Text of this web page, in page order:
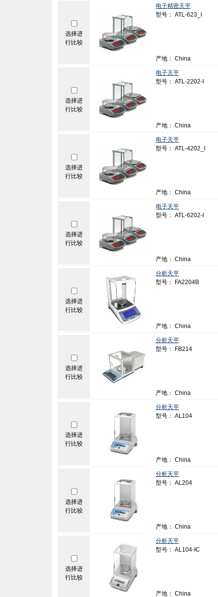
选择进
行比较
电子精密天平
型号： ATL-623_I
产地： China
选择进
行比较
电子天平
型号： ATL-2202-I
产地： China
选择进
行比较
电子天平
型号： ATL-4202_I
产地： China
选择进
行比较
电子天平
型号： ATL-6202-I
产地： China
选择进
行比较
分析天平
型号： FA2204B
产地： China
选择进
行比较
分析天平
型号： FB214
产地： China
选择进
行比较
分析天平
型号： AL104
产地： China
选择进
行比较
分析天平
型号： AL204
产地： China
选择进
行比较
分析天平
型号： AL104-IC
产地： China